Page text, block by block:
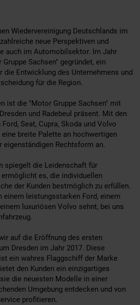
Wiedervereinigung Deutschlands im
neue Perspektiven und
auch im Automobilsektor. Im Jahr
Sachsen" gegründet, ein
die Entwicklung des Unternehmens und
für die Region.
ist die "Motor Gruppe Sachsen" mit
und Radebeul präsent. Mit den
Seat, Cupra, Skoda und Volvo
eine breite Palette an hochwertigen
eigenständigen Rechtsform an.
spiegelt die Leidenschaft für
es, die individuellen
der Kunden bestmöglich zu erfüllen.
einem leistungsstarken Ford, einem
luxuriösen Volvo sehnt, bei uns
auf die Eröffnung des ersten
Dresden im Jahr 2017. Diese
ein wahres Flaggschiff der Marke
den Kunden ein einzigartiges
die neuesten Modelle in einer
Umgebung entdecken und von
profitieren.